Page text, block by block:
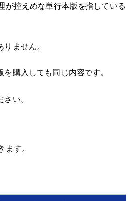
が控えめな単行本版を指している
ません。
購入しても同じ内容です。
い。
す。